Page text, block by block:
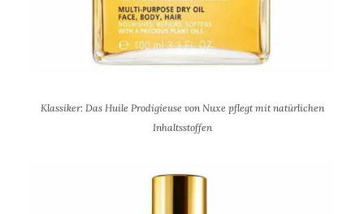
Klassiker: Das Huile Prodigieuse von Nuxe pflegt mit natürlichen
Inhaltsstoffen